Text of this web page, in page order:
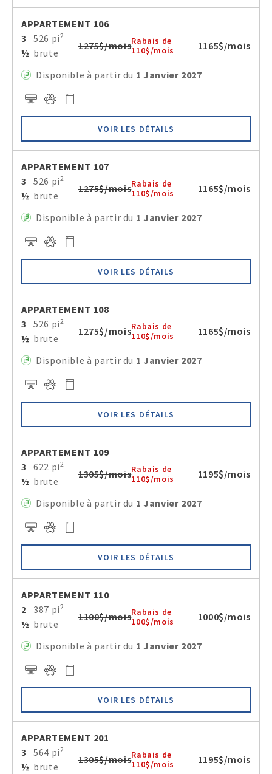
APPARTEMENT 106
3
½
526 pi2
brute
1275$/moisRabais de
110$/mois
1165$/mois
Disponible à partir du 1 Janvier 2027
VOIR LES DÉTAILS
APPARTEMENT 107
3
½
526 pi2
brute
1275$/moisRabais de
110$/mois
1165$/mois
Disponible à partir du 1 Janvier 2027
VOIR LES DÉTAILS
APPARTEMENT 108
3
½
526 pi2
brute
1275$/moisRabais de
110$/mois
1165$/mois
Disponible à partir du 1 Janvier 2027
VOIR LES DÉTAILS
APPARTEMENT 109
3
½
622 pi2
brute
1305$/moisRabais de
110$/mois
1195$/mois
Disponible à partir du 1 Janvier 2027
VOIR LES DÉTAILS
APPARTEMENT 110
2
½
387 pi2
brute
1100$/moisRabais de
100$/mois
1000$/mois
Disponible à partir du 1 Janvier 2027
VOIR LES DÉTAILS
APPARTEMENT 201
3
½
564 pi2
brute
1305$/moisRabais de
110$/mois
1195$/mois